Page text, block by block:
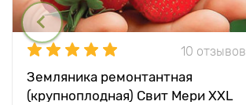
10 отзывов
Земляника ремонтантная
(крупноплодная) Свит Мери XXL